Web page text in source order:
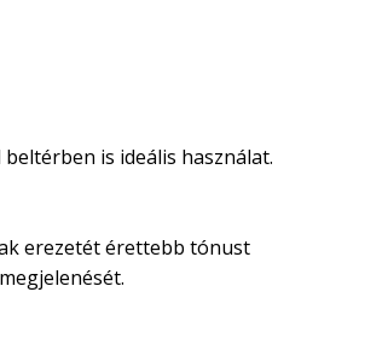
is ideális használat.
erezetét érettebb tónust